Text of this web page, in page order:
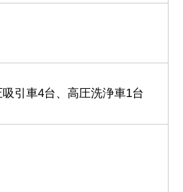
吸引車4台、高圧洗浄車1台